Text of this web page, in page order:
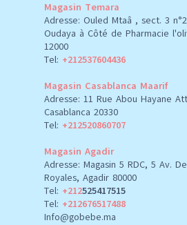
Magasin Temara
Adresse: Ouled Mtaâ , sect. 3
Oudaya à Côté de Pharmacie
12000
Tel: +212537604436
Magasin Casablanca Maarif
Adresse: 11 Rue Abou Hayane
Casablanca 20330
Tel: +212520860707
Magasin Agadir
Adresse: Magasin 5 RDC, 5 Av.
Royales, Agadir 80000
Tel: +212525417515
Tel: +212676517488
Info@gobebe.ma